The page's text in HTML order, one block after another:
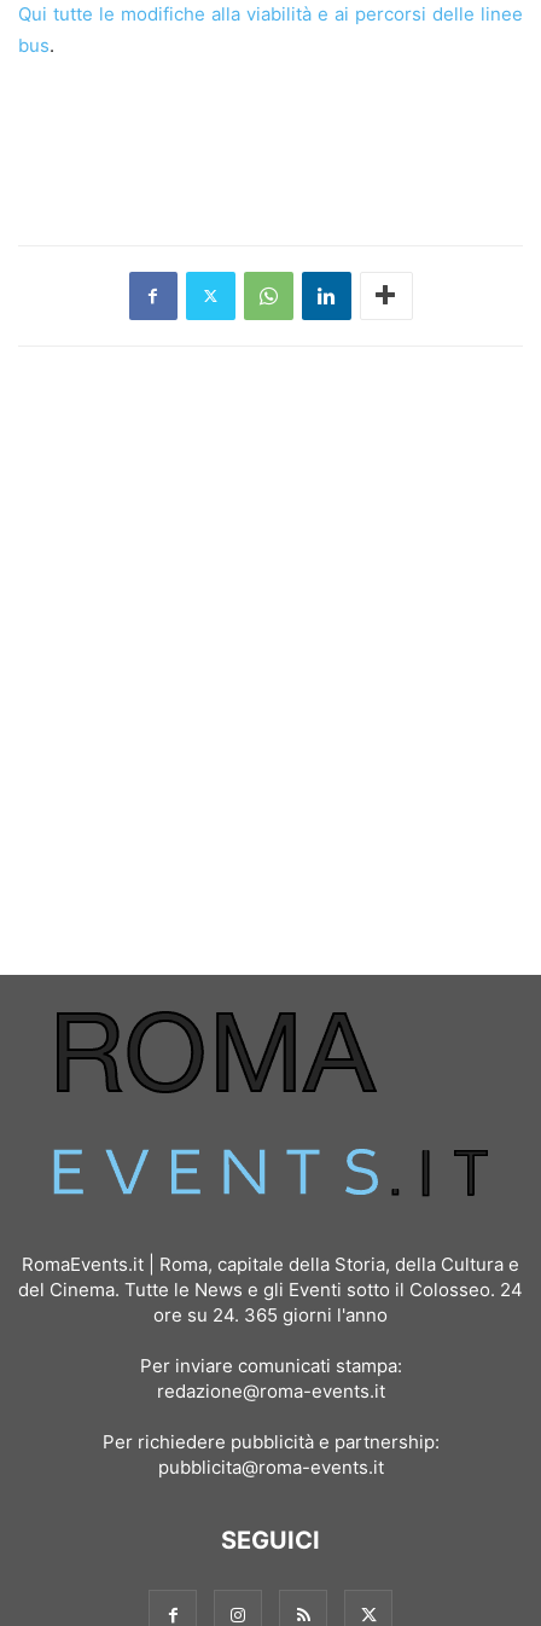
Qui tutte le modifiche alla viabilità e ai percorsi delle linee
bus.
RomaEvents.it | Roma, capitale della Storia, della Cultura e
del Cinema. Tutte le News e gli Eventi sotto il Colosseo. 24
ore su 24. 365 giorni l'anno
Per inviare comunicati stampa:
redazione@roma-events.it
Per richiedere pubblicità e partnership:
pubblicita@roma-events.it
SEGUICI